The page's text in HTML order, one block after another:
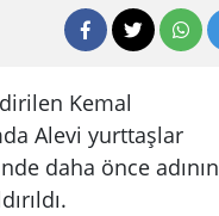
Kemal
Alevi yurttaşlar
daha önce adının